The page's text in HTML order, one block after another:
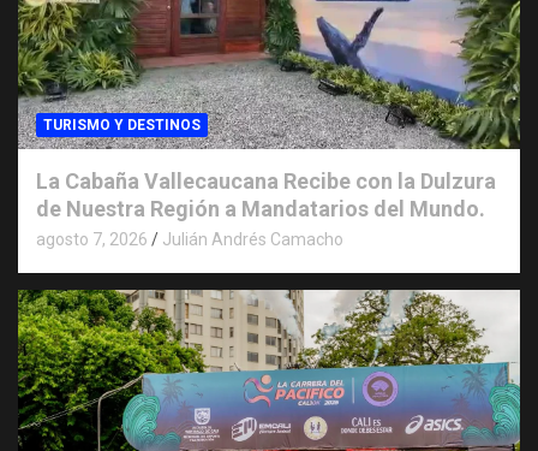
TURISMO Y DESTINOS
La Cabaña Vallecaucana Recibe con la Dulzura
de Nuestra Región a Mandatarios del Mundo.
agosto 7, 2026 Julián Andrés Camacho